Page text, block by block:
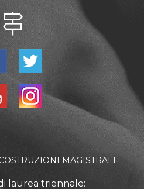
MAGISTRALE
laurea triennale: